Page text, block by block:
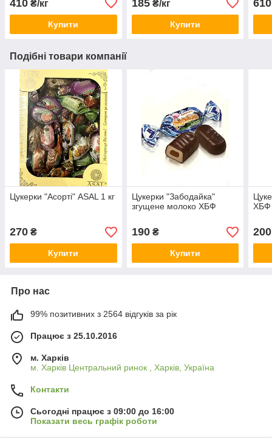
410 ₴/кг
Купити
185₴/кг
Купити
610
Подібні товари компанії
Цукерки "Асорті" ASAL 1 кг
270 ₴
Купити
Цукерки "Забодайка"
згущене молоко ХБФ
190₴
Купити
ХБФ
200
Про нас
99% позитивних з 2564 відгуків за рік
Працює з 25.10.2016
м. Харків
м. Харків Центральний ринок , Харків, Україна
Контакти
Сьогодні працює з 09:00 до 16:00
Показати весь графік роботи